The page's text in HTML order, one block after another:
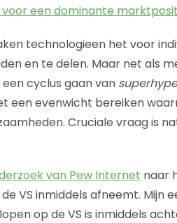
een dominante
technologieen het voor
en te delen. Maar net als
cyclus gaan van superhype
een evenwicht bereiken
Cruciale vraag is
van Pew Internet naar
VS inmiddels afneemt. Mijn
op de VS is inmiddels